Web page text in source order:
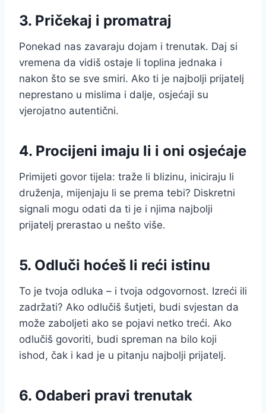
3. Pričekaj i promatraj
Ponekad nas zavaraju dojam i trenutak. Daj si
vremena da vidiš ostaje li toplina jednaka i
nakon što se sve smiri. Ako ti je najbolji prijatelj
neprestano u mislima i dalje, osjećaji su
vjerojatno autentični.
4. Procijeni imaju li i oni osjećaje
Primijeti govor tijela: traže li blizinu, iniciraju li
druženja, mijenjaju li se prema tebi? Diskretni
signali mogu odati da ti je i njima najbolji
prijatelj prerastao u nešto više.
5. Odluči hoćeš li reći istinu
To je tvoja odluka – i tvoja odgovornost. Izreći ili
zadržati? Ako odlučiš šutjeti, budi svjestan da
može zaboljeti ako se pojavi netko treći. Ako
odlučiš govoriti, budi spreman na bilo koji
ishod, čak i kad je u pitanju najbolji prijatelj.
6. Odaberi pravi trenutak